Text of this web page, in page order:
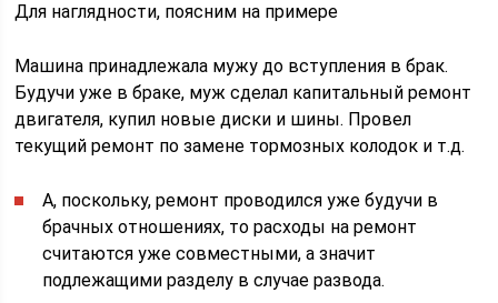
Для наглядности, поясним на примере
Машина принадлежала мужу до вступления в брак.
Будучи уже в браке, муж сделал капитальный ремонт
двигателя, купил новые диски и шины. Провел
текущий ремонт по замене тормозных колодок и т.д.
А, поскольку, ремонт проводился уже будучи в
брачных отношениях, то расходы на ремонт
считаются уже совместными, а значит
подлежащими разделу в случае развода.